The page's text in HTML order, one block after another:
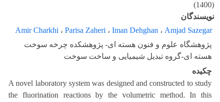
(1400)
نویسندگان
Amir Charkhi ، Parisa Zaheri ، Iman Dehghan ، Amjad Sazegar
پژوهشگاه علوم و فنون هسته ای- پژوهشکده چرخه سوخت
هسته ای-گروه تبدیل شیمیایی و ساخت سوخت
چکیده
A novel laboratory system was designed and constructed to study
the fluorination reactions by the volumetric method. In this